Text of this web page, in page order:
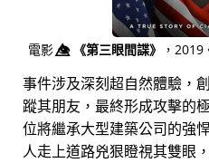
電影👁️⃤《第三眼間諜》 ，2019
事件涉及深刻超自然體驗，
蹤其朋友，最終形成攻擊的
位將繼承大型建築公司的強
人走上道路兇狠瞪視其雙眼